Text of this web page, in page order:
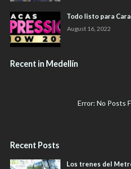
Todo listo para
August 16, 2022
Recent in Medellín
Error: No Posts
Recent Posts
Los trenes del